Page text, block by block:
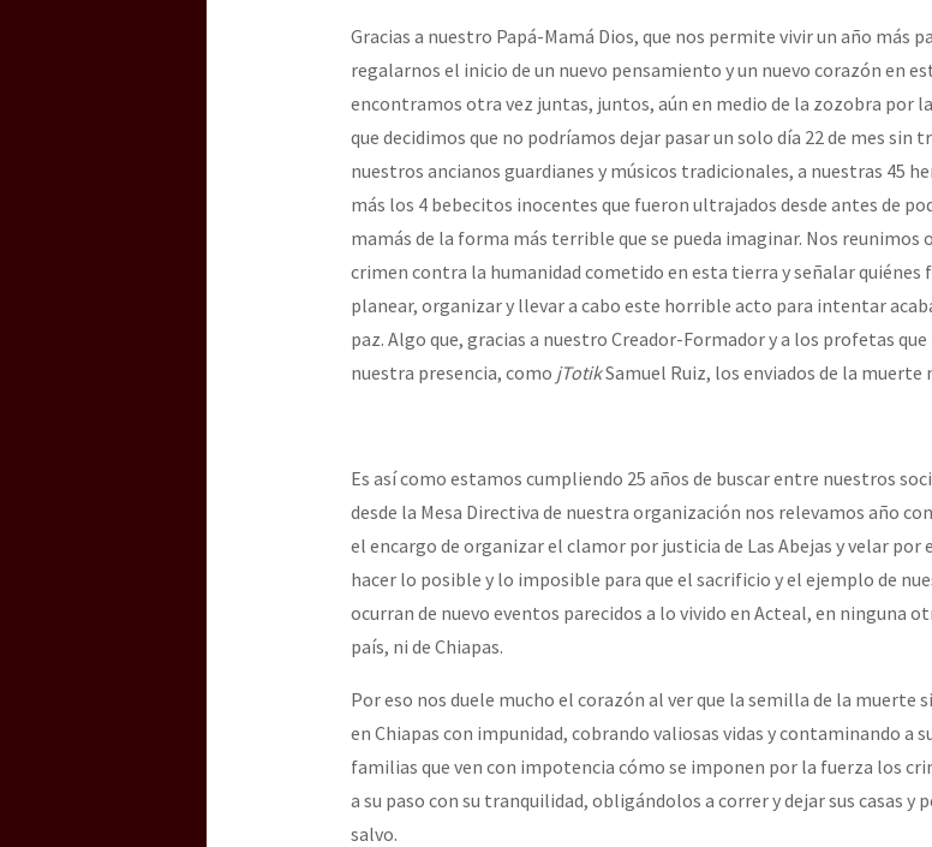
[25 abr – CDMX] Tokín por el CNI: 30 años de Resistencia y Rebeldía
Gracias a nuestro Papá-Mamá Dios, que nos permite vivir un año más
regalarnos el inicio de un nuevo pensamiento y un nuevo corazón en
encontramos otra vez juntas, juntos, aún en medio de la zozobra por
que decidimos que no podríamos dejar pasar un solo día 22 de mes sin
nuestros ancianos guardianes y músicos tradicionales, a nuestras 45
más los 4 bebecitos inocentes que fueron ultrajados desde antes de
mamás de la forma más terrible que se pueda imaginar. Nos reunimos
crimen contra la humanidad cometido en esta tierra y señalar quiénes
planear, organizar y llevar a cabo este horrible acto para intentar
paz. Algo que, gracias a nuestro Creador-Formador y a los profetas
nuestra presencia, como jTotikSamuel Ruiz, los enviados de la muerte
Es así como estamos cumpliendo 25 años de buscar entre nuestros
desde la Mesa Directiva de nuestra organización nos relevamos año
el encargo de organizar el clamor por justicia de Las Abejas y velar por
hacer lo posible y lo imposible para que el sacrificio y el ejemplo de
ocurran de nuevo eventos parecidos a lo vivido en Acteal, en ninguna
país, ni de Chiapas.
Por eso nos duele mucho el corazón al ver que la semilla de la muerte
en Chiapas con impunidad, cobrando valiosas vidas y contaminando a
familias que ven con impotencia cómo se imponen por la fuerza los
a su paso con su tranquilidad, obligándolos a correr y dejar sus casas y
salvo.